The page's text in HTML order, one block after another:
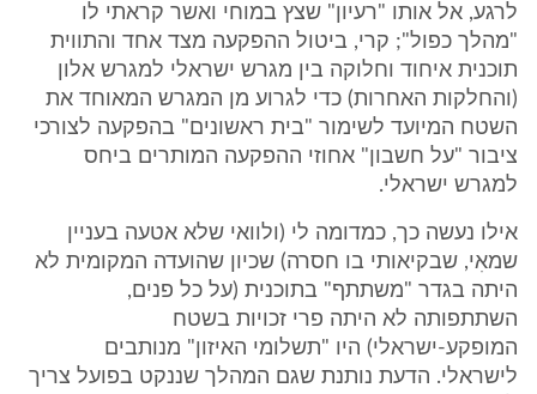
לרגע, אל אותו "רעיון" שצץ במוחי ואשר קראתי לו
"מהלך כפול"; קרי, ביטול ההפקעה מצד אחד והתווית
תוכנית איחוד וחלוקה בין מגרש ישראלי למגרש אלון
(והחלקות האחרות) כדי לגרוע מן המגרש המאוחד את
השטח המיועד לשימור "בית ראשונים" בהפקעה לצורכי
ציבור "על חשבון" אחוזי ההפקעה המותרים ביחס
למגרש ישראלי.
אילו נעשה כך, כמדומה לי (ולוואי שלא אטעה בעניין
שמאִי, שבקיאותי בו חסרה) שכיון שהועדה המקומית לא
היתה בגדר "משתתף" בתוכנית (על כל פנים,
השתתפותה לא היתה פרי זכויות בשטח
המופקע-ישראלי) היו "תשלומי האיזון" מנותבים
לישראלי. הדעת נותנת שגם המהלך שננקט בפועל צריך